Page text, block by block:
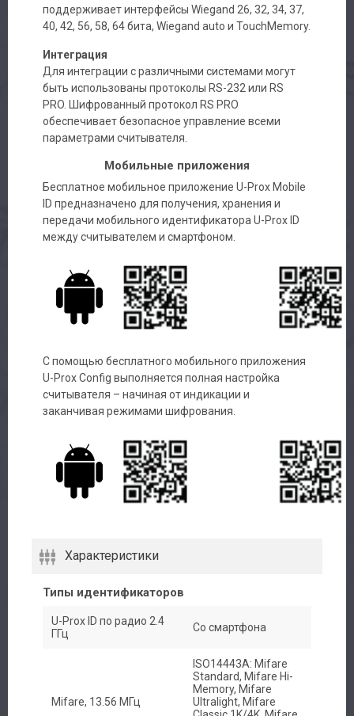
Авторизация
Производители
поддерживает интерфейсы Wiegand 26, 32, 34, 37,
40, 42, 56, 58, 64 бита, Wiegand auto и TouchMemory.
Интеграция
Для интеграции c различными системами могут
быть использованы протоколы RS-232 или RS
PRO. Шифрованный протокол RS PRO
обеспечивает безопасное управление всеми
параметрами считывателя.
Мобильные приложения
Бесплатное мобильное приложение U-Prox Mobile
ID предназначено для получения, хранения и
передачи мобильного идентификатора U-Prox ID
между считывателем и смартфоном.
С помощью бесплатного мобильного приложения
U-Prox Config выполняется полная настройка
считывателя – начиная от индикации и
заканчивая режимами шифрования.
Характеристики
Типы идентификаторов
U-Prox ID по радио 2.4
ГГц
Со смартфона
Mifare, 13.56 МГц
ISO14443A: Mifare
Standard, Mifare Hi-
Memory, Mifare
Ultralight, Mifare